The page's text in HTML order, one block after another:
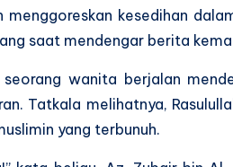
menggoreskan kesedihan
saat mendengar berita
seorang wanita berjalan
Tatkala melihatnya,
yang terbunuh.